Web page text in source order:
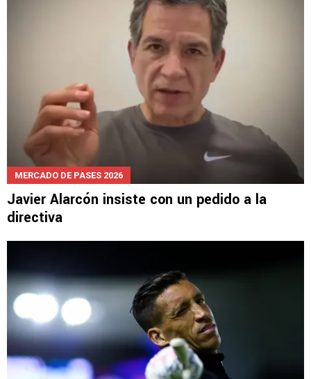
MERCADO DE PASES 2026
Javier Alarcón insiste con un pedido a la
directiva